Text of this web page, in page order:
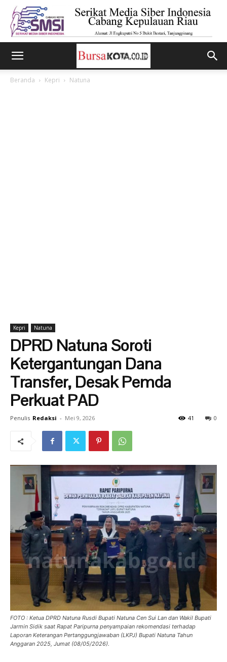
Beranda Kepri Natuna
Kepri Natuna
DPRD Natuna Soroti
Ketergantungan Dana
Transfer, Desak Pemda
Perkuat PAD
Penulis Redaksi - Mei 9, 2026 0
41
FOTO : Ketua DPRD Natuna Rusdi Bupati Natuna Cen Sui Lan dan Wakil Bupati
Jarmin Sidik saat Rapat Paripurna penyampaian rekomendasi terhadap
Laporan Keterangan Pertanggungjawaban (LKPJ) Bupati Natuna Tahun
Anggaran 2025, Jumat (08/05/2026).